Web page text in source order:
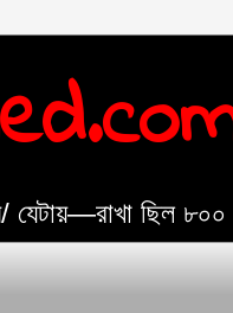
যেটায়—রাখা ছিল